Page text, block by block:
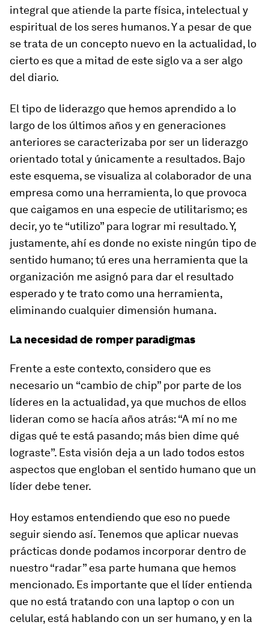
integral que atiende la parte física, intelectual y
espiritual de los seres humanos. Y a pesar de que
se trata de un concepto nuevo en la actualidad, lo
cierto es que a mitad de este siglo va a ser algo
del diario.
El tipo de liderazgo que hemos aprendido a lo
largo de los últimos años y en generaciones
anteriores se caracterizaba por ser un liderazgo
orientado total y únicamente a resultados. Bajo
este esquema, se visualiza al colaborador de una
empresa como una herramienta, lo que provoca
que caigamos en una especie de utilitarismo; es
decir, yo te “utilizo” para lograr mi resultado. Y,
justamente, ahí es donde no existe ningún tipo de
sentido humano; tú eres una herramienta que la
organización me asignó para dar el resultado
esperado y te trato como una herramienta,
eliminando cualquier dimensión humana.
La necesidad de romper paradigmas
Frente a este contexto, considero que es
necesario un “cambio de chip” por parte de los
líderes en la actualidad, ya que muchos de ellos
lideran como se hacía años atrás: “A mí no me
digas qué te está pasando; más bien dime qué
lograste”. Esta visión deja a un lado todos estos
aspectos que engloban el sentido humano que un
líder debe tener.
Hoy estamos entendiendo que eso no puede
seguir siendo así. Tenemos que aplicar nuevas
prácticas donde podamos incorporar dentro de
nuestro “radar” esa parte humana que hemos
mencionado. Es importante que el líder entienda
que no está tratando con una laptop o con un
celular, está hablando con un ser humano, y en la